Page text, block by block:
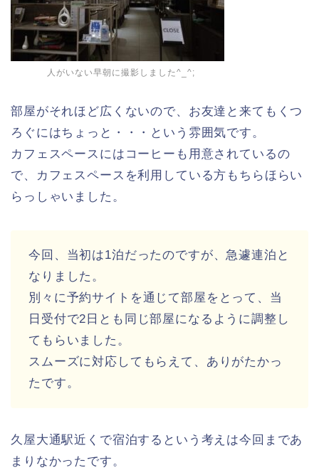
人がいない早朝に撮影しました^_^;
部屋がそれほど広くないので、お友達と来てもくつ
ろぐにはちょっと・・・という雰囲気です。
カフェスペースにはコーヒーも用意されているの
で、カフェスペースを利用している方もちらほらい
らっしゃいました。
今回、当初は1泊だったのですが、急遽連泊と
なりました。
別々に予約サイトを通じて部屋をとって、当
日受付で2日とも同じ部屋になるように調整し
てもらいました。
スムーズに対応してもらえて、ありがたかっ
たです。
久屋大通駅近くで宿泊するという考えは今回まであ
まりなかったです。